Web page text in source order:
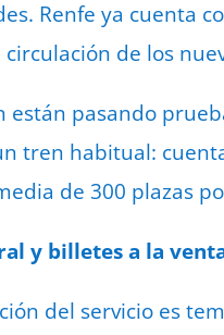
Renfe ya cuenta
de los
están pasando
tren habitual:
de 300 plazas
y billetes a la
del servicio es